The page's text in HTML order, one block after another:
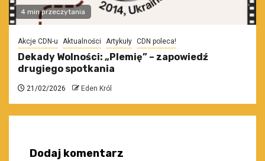
4 min przeczytania
Akcje CDN-u Aktualności Artykuły CDN poleca!
Dekady Wolności: „Plemię” – zapowiedź
drugiego spotkania
21/02/2026 Eden Król
Dodaj komentarz